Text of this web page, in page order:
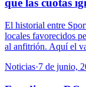
El historial entre
locales favorecidos
al anfitrión. Aquí el
Noticias·7 de junio,